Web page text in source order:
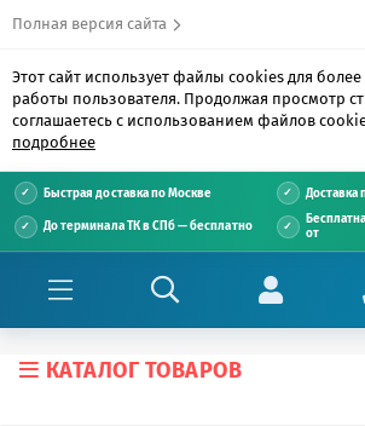
Полная версия сайта
Этот сайт использует файлы cookies для
работы пользователя. Продолжая просмотр
соглашаетесь с использованием файлов
подробнее
Быстрая доставка по Москве Доставка
До терминала ТК в СПб — бесплатно
от
КАТАЛОГ ТОВАРОВ